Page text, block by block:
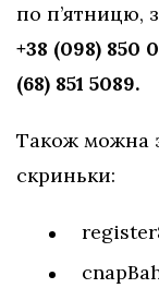
по п’ятницю,
+38 (098) 850
(68) 851 5089.
Також можна
скриньки: